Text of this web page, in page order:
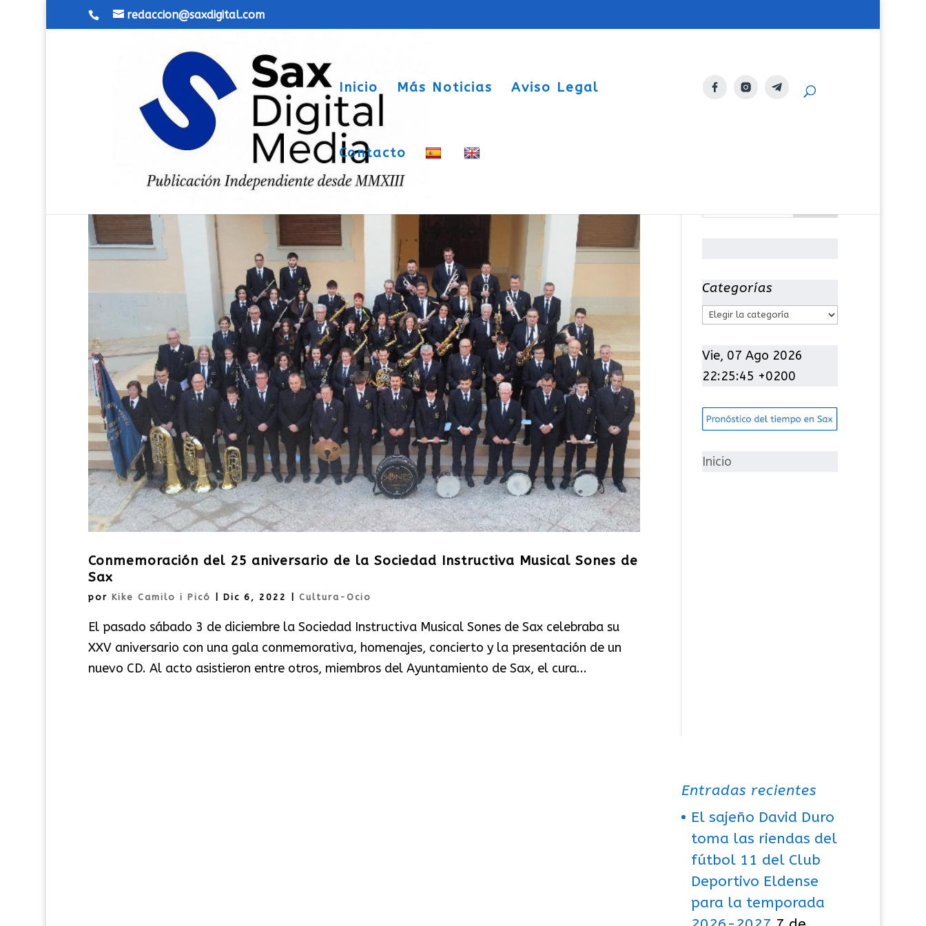
redaccion@saxdigital.com
Inicio Más Noticias Aviso Legal
Contacto
Conmemoración del 25 aniversario de la Sociedad Instructiva Musical Sones de
Sax
por Kike Camilo i Picó Dic 6, 2022 Cultura-Ocio
El pasado sábado 3 de diciembre la Sociedad Instructiva Musical Sones de Sax celebraba su
XXV aniversario con una gala conmemorativa, homenajes, concierto y la presentación de un
nuevo CD. Al acto asistieron entre otros, miembros del Ayuntamiento de Sax, el cura...
Categorías
C
t
e
o
í
Vie, 07 Ago 2026
22:25:46 +0200
Inicio
Entradas recientes
El sajeño David Duro
toma las riendas del
fútbol 11 del Club
Deportivo Eldense
para la temporada